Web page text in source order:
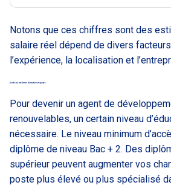
Notons que ces chiffres sont des
salaire réel dépend de divers
l’expérience, la localisation et
Accès au métier et formations requises
Pour devenir un agent de
renouvelables, un certain niveau
nécessaire. Le niveau minimum
diplôme de niveau Bac + 2. Des
supérieur peuvent augmenter vos
poste plus élevé ou plus spécialisé